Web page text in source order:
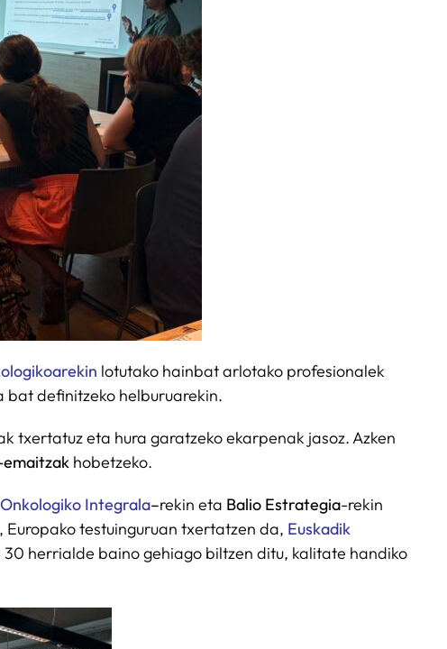
lotutako hainbat arlotako profesionalek
definitzeko helburuarekin.
txertatuz eta hura garatzeko ekarpenak jasoz. Azken
hobetzeko.
Integrala–rekin eta Balio Estrategia-rekin
testuinguruan txertatzen da, Euskadik
herrialde baino gehiago biltzen ditu, kalitate handiko